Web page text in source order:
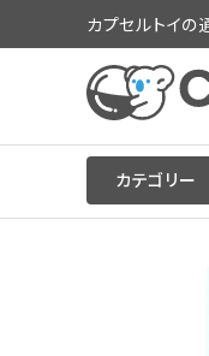
カプセルトイの
カテゴリー
入荷スケジ